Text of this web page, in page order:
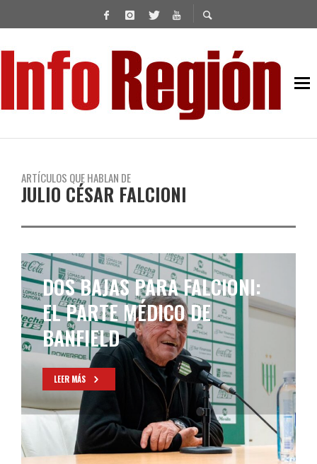
ARTÍCULOS QUE HABLAN DE
JULIO CÉSAR FALCIONI
BANFIELD 2024: EL
PRESIDENTE SPINOSA
CONFIRMÓ LA RENOVACIÓN
DEL EMPERADOR FALCIONI
LEER MÁS